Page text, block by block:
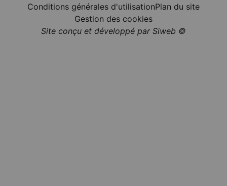
Conditions générales d'utilisationPlan du site
Gestion des cookies
Site conçu et développé par Siweb ©